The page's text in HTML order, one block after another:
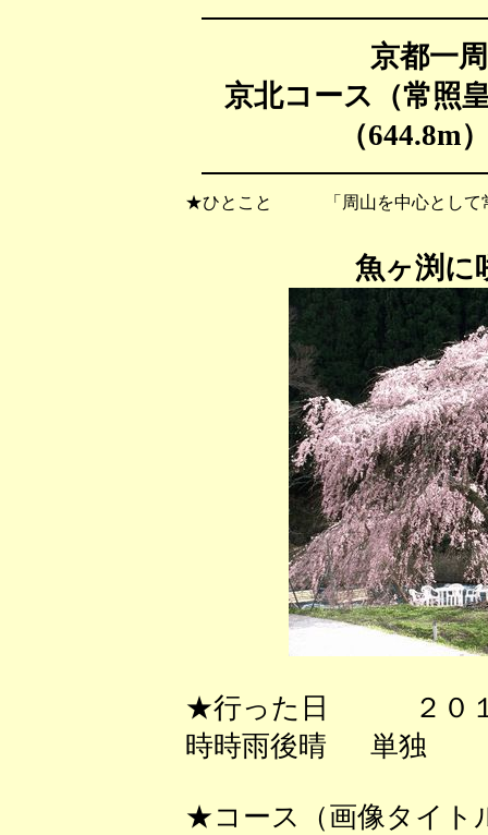
京都一
京北コース（常照
（644.8m
★ひとこと 「周山を中心として常
魚ヶ渕に
★行った日 ２０１
時時雨後晴 単独
★コース（画像タイト